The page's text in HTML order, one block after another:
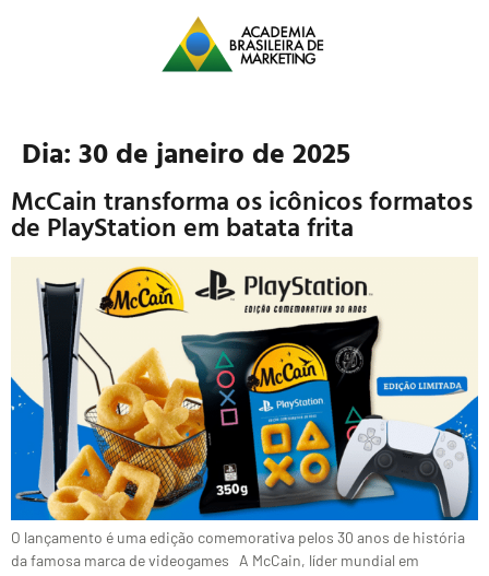
Dia: 30 de janeiro de 2025
McCain transforma os icônicos formatos
de PlayStation em batata frita
O lançamento é uma edição comemorativa pelos 30 anos de história
da famosa marca de videogames A McCain, líder mundial em